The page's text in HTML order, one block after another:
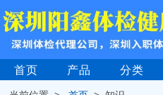
首页 产品 分类